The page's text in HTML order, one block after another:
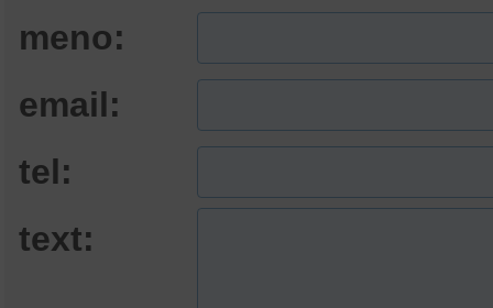
meno:
email:
tel:
text: